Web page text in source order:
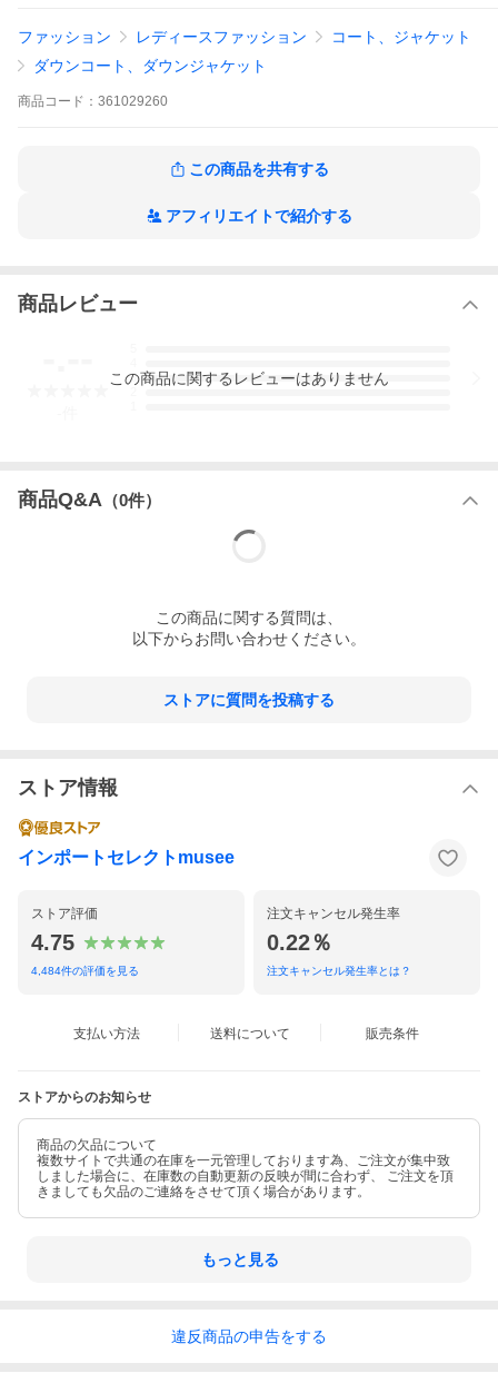
ンコート
・アームの広いオーバーシルエット
・フロントにポケット×4
アイテム
【L/XL】肩 58 着丈 95 身幅 73 袖 57
（ダウン製品は厚みがある為、特に採寸に違い
が見受けられます事、ご了承下さい。）
⇒ 付属品についてはこちら
⇒ ダウン製品に関する注意事項
お問い合わせ
品番
⇒ ギフトラッピングのご注文はこちら
⇒ 返品・交換についてはこちら
ファッション レディースファッション
コート、ジャケット
ダウンコート、ダウンジャケット
商品 コード： 361029260
この商品を共有する
アフィリエイトで紹介する
商品レビュー
3
この商品に関するレビューはありません
商品Q&A （0件）
この商品に関する質問は、
以下からお問い合わせください。
ストアに質問を投稿する
ストア情報
インポートセレクトmusee
ストア評価
4.75
4,484件の評価を見る
注文キャンセル発生率
0.22％
注文キャンセル発生率とは？
支払い方法 送料について 販売条件
ストアからのお知らせ
商品の欠品について
複数サイトで共通の在庫を一元管理しております為、ご注文が集中致
しました場合に、在庫数の自動更新の反映が間に合わず、 ご注文を頂
きましても欠品のご連絡をさせて頂く場合があります。
もっと見る
違反商品の申告をする